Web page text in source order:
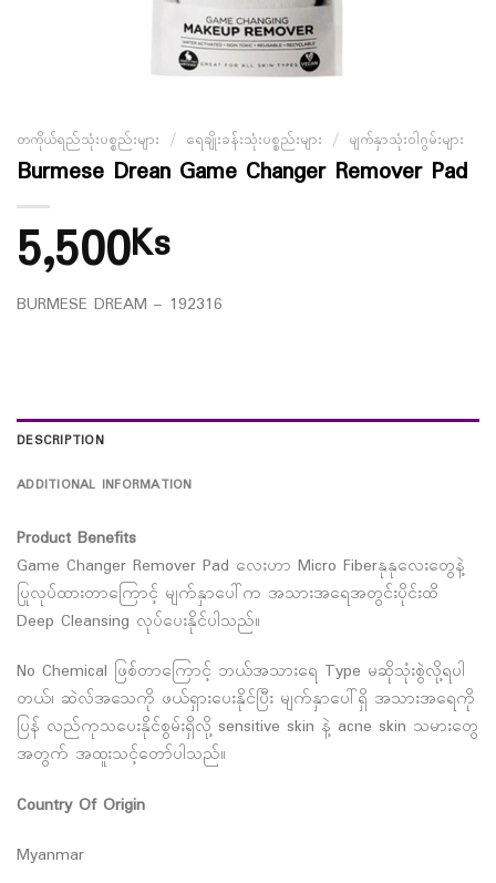
တကိုယ်ရည်သုံးပစ္စည်းများ / ရေချိုးခန်းသုံးပစ္စည်းများ / မျက်နှာသုံးဝါဂွမ်းများ
Burmese Drean Game Changer Remover Pad
5,500Ks
BURMESE DREAM – 192316
DESCRIPTION
ADDITIONAL INFORMATION
Product Benefits
Game Changer Remover Pad လေးဟာ Micro Fiberနုနုလေးတွေနဲ့
ပြုလုပ်ထားတာကြောင့် မျက်နှာပေါ်က အသားအရေအတွင်းပိုင်းထိ
Deep Cleansing လုပ်ပေးနိုင်ပါသည်။
No Chemical ဖြစ်တာကြောင့် ဘယ်အသားရေ Type မဆိုသုံးစွဲလို့ရပါ
တယ်၊ ဆဲလ်အသေကို ဖယ်ရှားပေးနိုင်ပြီး မျက်နှာပေါ်ရှိ အသားအရေကို
ပြန် လည်ကုသပေးနိုင်စွမ်းရှိလို့ sensitive skin နဲ့ acne skin သမားတွေ
အတွက် အထူးသင့်တော်ပါသည်။
Country Of Origin
Myanmar